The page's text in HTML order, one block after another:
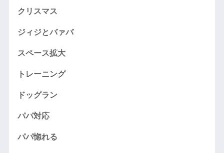
クリスマス
ジィジとバァバ
スペース拡大
トレーニング
ドッグラン
パパ対応
パパ惚れる